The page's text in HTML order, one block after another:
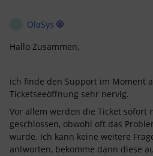
OlaSys
Hallo Zusammen,
ich finde den Support im Moment
Ticketseeöffnung sehr nervig.
Vor allem werden die Ticket sofort
geschlossen, obwohl oft das
wurde. Ich kann keine weitere
antworten, bekomme dann diese